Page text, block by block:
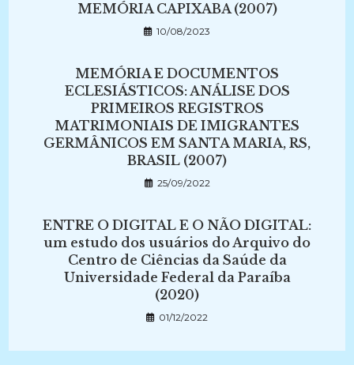
MEMÓRIA CAPIXABA (2007)
10/08/2023
MEMÓRIA E DOCUMENTOS
ECLESIÁSTICOS: ANÁLISE DOS
PRIMEIROS REGISTROS
MATRIMONIAIS DE IMIGRANTES
GERMÂNICOS EM SANTA MARIA, RS,
BRASIL (2007)
25/09/2022
ENTRE O DIGITAL E O NÃO DIGITAL:
um estudo dos usuários do Arquivo do
Centro de Ciências da Saúde da
Universidade Federal da Paraíba
(2020)
01/12/2022